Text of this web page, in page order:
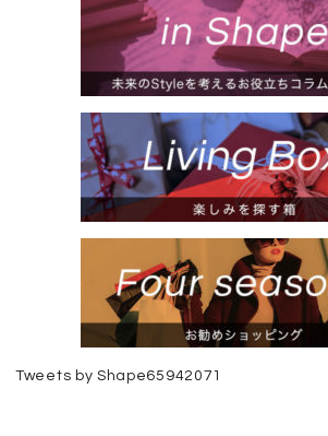
Tweets by Shape65942071